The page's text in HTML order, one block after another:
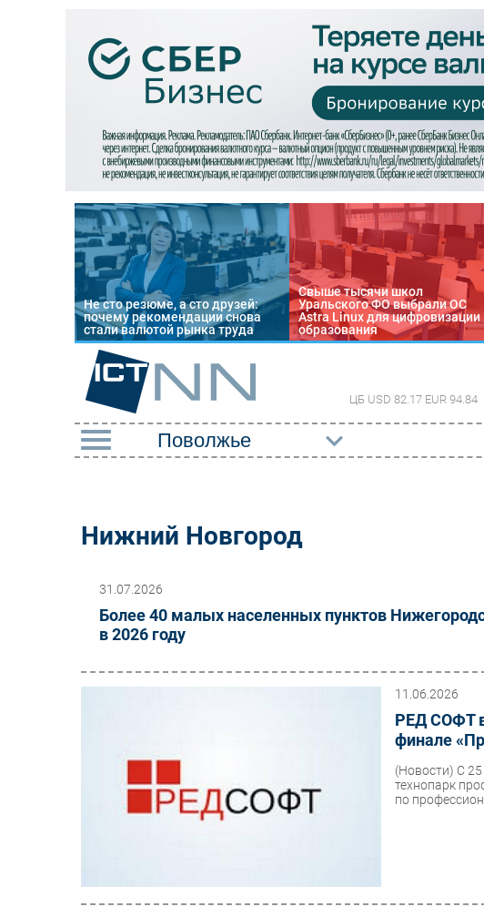
Не сто резюме, а сто друзей:
почему рекомендации снова
стали валютой рынка труда
Свыше тысячи школ
Уральского ФО выбрали ОС
Astra Linux для цифровизации
образования
ЦБ USD 82.17 EUR 94.84
Импорто­замещение
Интернет
Мобильная связь
Фиксированная связь
ПО
Кадры
Регулирование
Нижний Новгород
31.07.2026
Более 40 малых населенных пунктов
в 2026 году
11.06.2026
РЕД СОФТ
финале
(Новости) С
технопарк
по